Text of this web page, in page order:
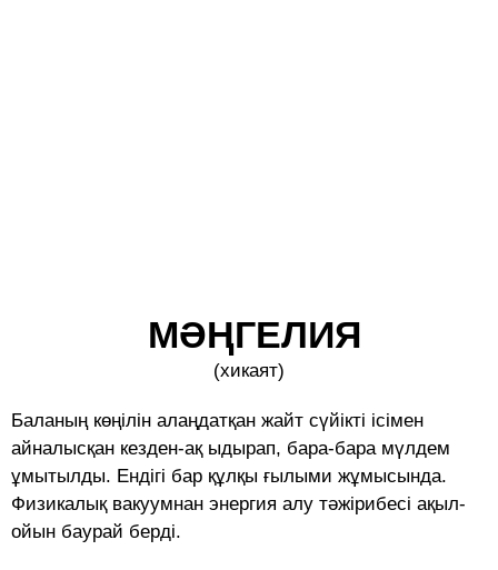
МӘҢГЕЛИЯ
(хикаят)
Баланың көңілін алаңдатқан жайт сүйікті ісімен
айналысқан кезден-ақ ыдырап, бара-бара мүлдем
ұмытылды. Ендігі бар құлқы ғылыми жұмысында.
Физикалық вакуумнан энергия алу тәжірибесі ақыл-
ойын баурай берді.